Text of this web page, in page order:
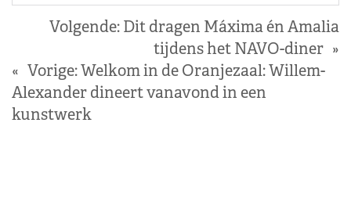
Volgende: Dit dragen Máxima én Amalia
tijdens het NAVO-diner »
« Vorige:Welkom in de Oranjezaal: Willem-
Alexander dineert vanavond in een
kunstwerk